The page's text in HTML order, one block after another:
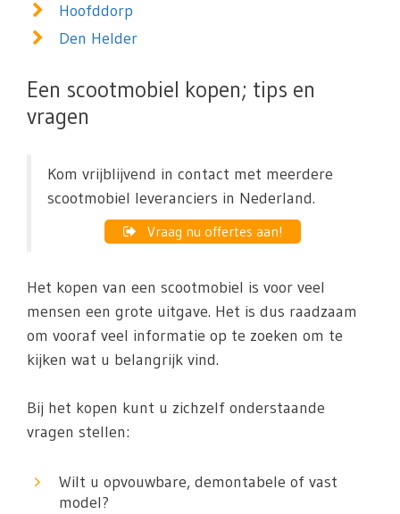
Hoofddorp
Den Helder
Een scootmobiel kopen; tips en
vragen
Kom vrijblijvend in contact met meerdere
scootmobiel leveranciers in Nederland.
Vraag nu offertes aan!
Het kopen van een scootmobiel is voor veel
mensen een grote uitgave. Het is dus raadzaam
om vooraf veel informatie op te zoeken om te
kijken wat u belangrijk vind.
Bij het kopen kunt u zichzelf onderstaande
vragen stellen:
Wilt u opvouwbare, demontabele of vast
model?